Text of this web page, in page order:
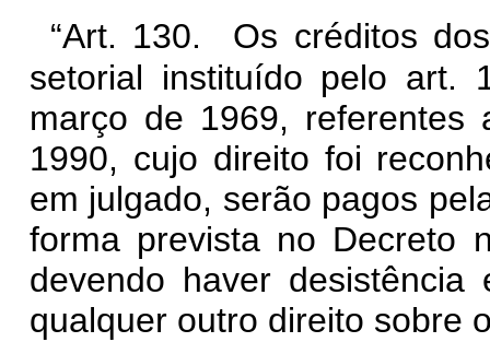
“Art. 130. Os créditos
setorial instituído pelo art.
março de 1969,
1990, cujo direito foi
em julgado, serão pagos
forma prevista no Decreto
devendo haver
qualquer outro direito sobre